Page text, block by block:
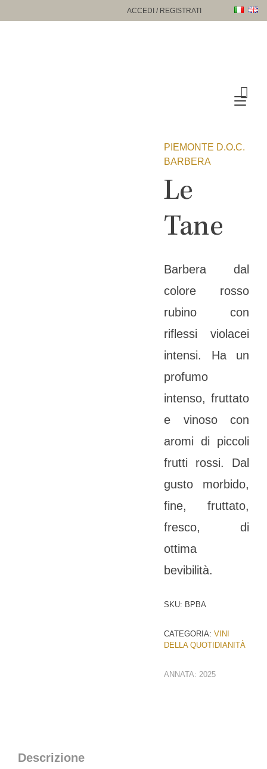
al
ACCEDI / REGISTRATI
PIEMONTE D.O.C.
BARBERA
Le
Tane
Barbera dal
colore rosso
rubino con
riflessi violacei
intensi. Ha un
profumo
intenso, fruttato
e vinoso con
aromi di piccoli
frutti rossi. Dal
gusto morbido,
fine, fruttato,
fresco, di
ottima
bevibilità.
SKU: BPBA
CATEGORIA:VINI
DELLA QUOTIDIANITÀ
ANNATA: 2025
Descrizione